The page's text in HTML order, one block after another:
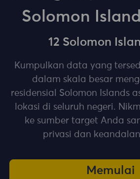
Solomon
12 Solomon
Kumpulkan data yang
dalam skala besar
residensial Solomon Islands
lokasi di seluruh negeri.
ke sumber target Anda
privasi dan
Memulai